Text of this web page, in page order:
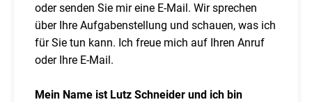
oder senden Sie mir eine E-Mail. Wir sprechen
über Ihre Aufgabenstellung und schauen, was ich
für Sie tun kann. Ich freue mich auf Ihren Anruf
oder Ihre E-Mail.
Mein Name ist Lutz Schneider und ich bin